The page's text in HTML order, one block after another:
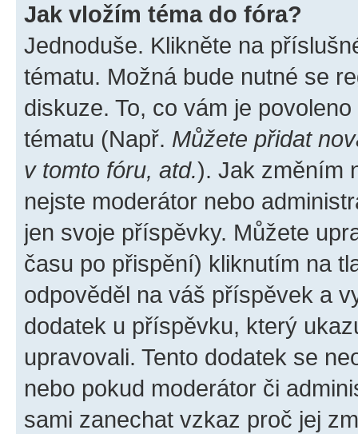
Jak vložím téma do fóra?
Jednoduše. Klikněte na
tématu. Možná bude nutné se
diskuze. To, co vám je
tématu (Např. Můžete přidat
v tomto fóru, atd.). Jak změním
nejste moderátor nebo
jen svoje příspěvky. Můžete
času po přispění) kliknutím na
odpověděl na váš příspěvek a
dodatek u příspěvku, který
upravovali. Tento dodatek se
nebo pokud moderátor či
sami zanechat vzkaz proč jej